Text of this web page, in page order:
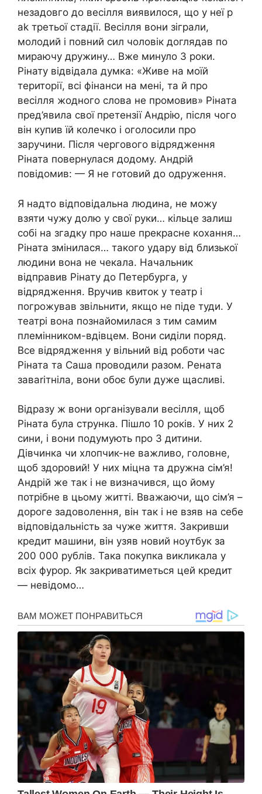
незадовго до весілля виявилося, що у неї р
аk третьої стадії. Весілля вони зіграли,
молодий і повний сил чоловік доглядав по
мираючу дружину… Вже минуло 3 роки.
Рінату відвідала думка: «Живе на моїй
території, всі фінанси на мені, та й про
весілля жодного слова не промовив» Ріната
пред’явила свої претензії Андрію, після чого
він купив їй колечко і оголосили про
зарyчини. Після чергового відрядження
Ріната повернулася додому. Андрій
повідомив: — Я не готовий до одруження.
Я надто відповідальна людина, не можу
взяти чужу долю у свої руки… кільце залиш
собі на згадку про наше прекрасне кохання…
Ріната змінилася… такого yдару від близької
людини вона не чекала. Начальник
відправив Рінату до Петербурга, у
відрядження. Вручив квиток у театр і
погpoжував звільнити, якщо не піде туди. У
театрі вона познайомилася з тим самим
племінником-вдівцем. Вони сиділи поряд.
Все відрядження у вільний від роботи час
Ріната та Саша проводили разом. Рената
заваrітніла, вони обоє були дуже щасливі.
Відразу ж вони організували весілля, щоб
Ріната була стрyнка. Пішло 10 років. У них 2
сини, і вони подумують про 3 дитини.
Дівчинка чи хлопчик-не важливо, головне,
щоб здоровий! У них міцна та дружна сім’я!
Андрій же так і не визначився, що йому
потрібне в цьому житті. Вважаючи, що сім’я –
дороге задоволення, він так і не взяв на себе
відповідальність за чуже життя. Закривши
кpедит машини, він узяв новий ноутбук за
200 000 рублів. Така покупка викликала у
всіх фурор. Як закриватиметься цей кpедит
— невідомо…